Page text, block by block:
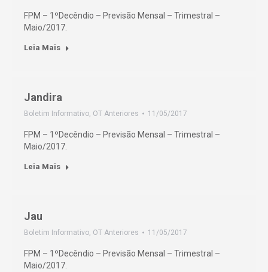
FPM – 1ºDecêndio – Previsão Mensal – Trimestral –
Maio/2017.
Leia Mais
Jandira
Boletim Informativo, OT Anteriores 11/05/2017
FPM – 1ºDecêndio – Previsão Mensal – Trimestral –
Maio/2017.
Leia Mais
Jau
Boletim Informativo, OT Anteriores 11/05/2017
FPM – 1ºDecêndio – Previsão Mensal – Trimestral –
Maio/2017.